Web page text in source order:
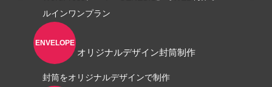
ロゴ制作事例 優栄ホーム 様
2022.11.03
ロゴ制作事例
ルインワンプラン
ENVELOPE
オリジナルデザイン封筒制作
封筒をオリジナルデザインで制作